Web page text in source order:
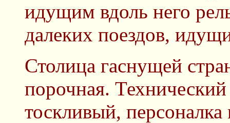
идущим вдоль него
далеких поездов,
Столица гаснущей
порочная.
тоскливый,